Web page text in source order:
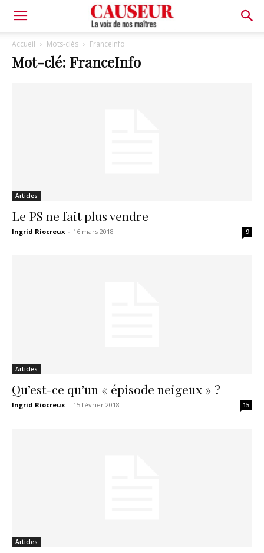
voix
maîtres
Accueil Mots-clés FranceInfo
Mot-clé: FranceInfo
Articles
Le PS ne fait plus vendre
Ingrid Riocreux - 16 mars 2018 9
Articles
Qu’est-ce qu’un « épisode neigeux » ?
Ingrid Riocreux - 15 février 2018 15
Articles